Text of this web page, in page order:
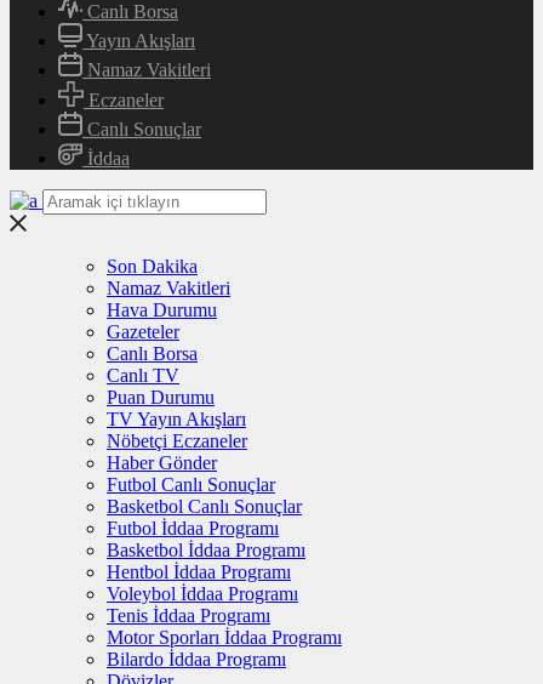
Canlı Borsa
Yayın Akışları
Namaz Vakitleri
Eczaneler
Canlı Sonuçlar
İddaa
Son Dakika
Namaz Vakitleri
Hava Durumu
Gazeteler
Canlı Borsa
Canlı TV
Puan Durumu
TV Yayın Akışları
Nöbetçi Eczaneler
Haber Gönder
Futbol Canlı Sonuçlar
Basketbol Canlı Sonuçlar
Futbol İddaa Programı
Basketbol İddaa Programı
Hentbol İddaa Programı
Voleybol İddaa Programı
Tenis İddaa Programı
Motor Sporları İddaa Programı
Bilardo İddaa Programı